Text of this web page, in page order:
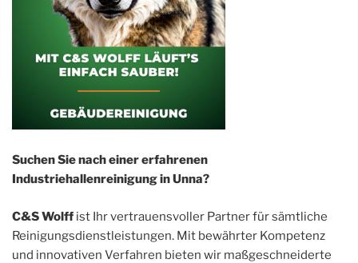
Suchen Sie nach einer erfahrenen
Industriehallenreinigung in Unna?
C&S Wolff ist Ihr vertrauensvoller Partner für sämtliche
Reinigungsdienstleistungen. Mit bewährter Kompetenz
und innovativen Verfahren bieten wir maßgeschneiderte